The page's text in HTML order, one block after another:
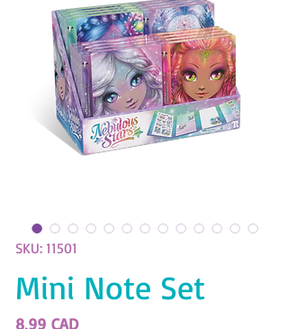
SKU: 11501
Mini Note Set
8,99 CADPrice